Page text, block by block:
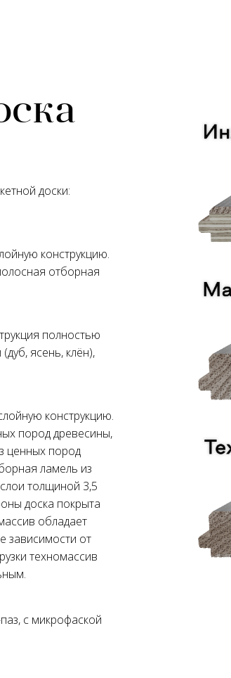
доски:
конструкцию.
отборная
полностью
ясень, клён),
конструкцию.
пород древесины,
ценных пород
ламель из
толщиной 3,5
доска покрыта
обладает
зависимости от
техномассив
с микрофаской